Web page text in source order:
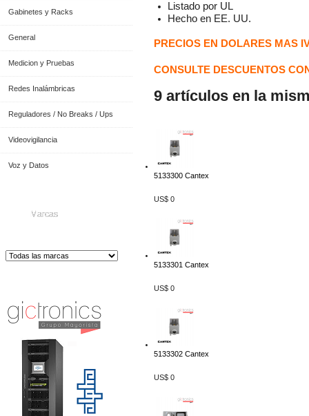
Gabinetes y Racks
General
Medicion y Pruebas
Redes Inalámbricas
Reguladores / No Breaks / Ups
Videovigilancia
Voz y Datos
Marcas
Listado por UL
Hecho en EE. UU.
PRECIOS EN DOLARES MAS
CONSULTE DESCUENTOS
9 artículos en la
5133300 Cantex
US$ 0
5133301 Cantex
US$ 0
5133302 Cantex
US$ 0